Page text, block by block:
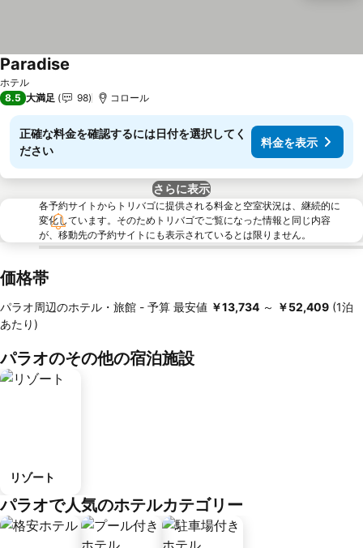
ホテル
Paradise
8.5 大満足 98 コロール
正確な料金を確認するには日付を選択してく
ださい
料金を表示
さらに表示
各予約サイトからトリバゴに提供される料金と空室状況は、継続的に
変化しています。そのためトリバゴでご覧になった情報と同じ内容
が、移動先の予約サイトにも表示されているとは限りません。
価格帯
パラオ周辺のホテル・旅館 - 予算 最安値 ‎￥13,734 ～ ‎￥52,409 (1泊
あたり)
パラオのその他の宿泊施設
リゾート
パラオで人気のホテルカテゴリー